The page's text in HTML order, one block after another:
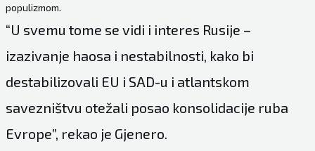
populizmom.
“U svemu tome se vidi i interes Rusije –
izazivanje haosa i nestabilnosti, kako bi
destabilizovali EU i SAD-u i atlantskom
savezništvu otežali posao konsolidacije ruba
Evrope”, rekao je Gjenero.